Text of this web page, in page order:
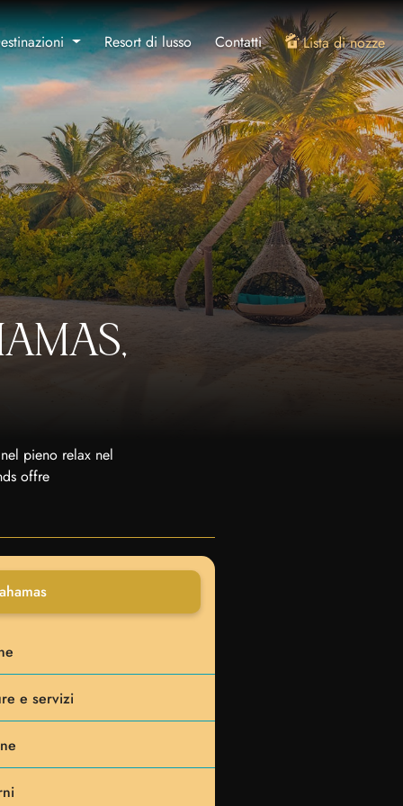
Resort di lusso Contatti Lista di nozze
pieno relax nel
offre
e servizi